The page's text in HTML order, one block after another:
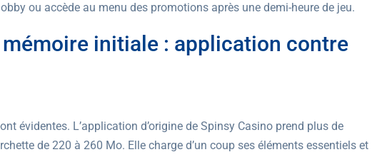
ou accède au menu des promotions après une demi-heure de jeu.
initiale : application contre
évidentes. L’application d’origine de Spinsy Casino prend plus de
de 220 à 260 Mo. Elle charge d’un coup ses éléments essentiels et